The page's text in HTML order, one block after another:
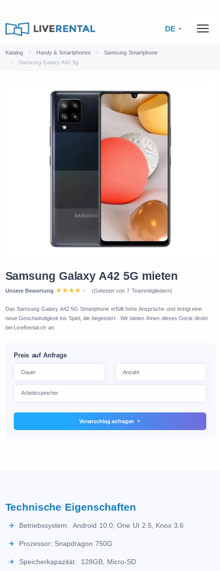
DE
Katalog Handy & Smartphones
Samsung Smartphone
Samsung Galaxy A42 5g
Samsung Galaxy A42 5G mieten
Unsere Bewertung (Getestet von 7 Teammitgliedern)
Das Samsung Galaxy A42 5G Smartphone erfüllt hohe Ansprüche und bringt eine
neue Geschwindigkeit ins Spiel, die begeistert. Wir bieten Ihnen dieses Gerät direkt
bei LiveRental.ch an.
Preis auf Anfrage
Voranschlag anfragen
Technische Eigenschaften
Betriebssystem: Android 10.0, One UI 2.5, Knox 3.6
Prozessor: Snapdragon 750G
Speicherkapazität: 128GB, Micro-SD